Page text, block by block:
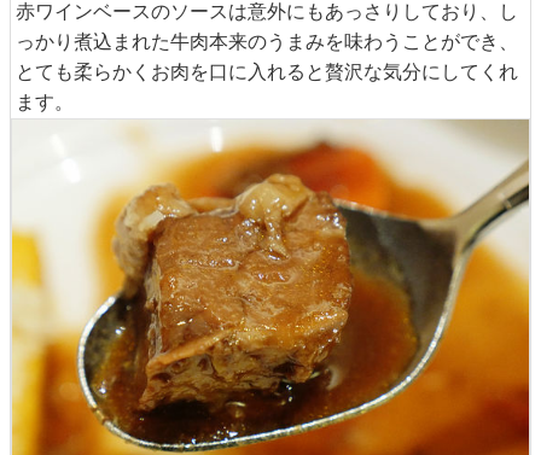
赤ワインベースのソースは意外にもあっさりしており、し
っかり煮込まれた牛肉本来のうまみを味わうことができ、
とても柔らかくお肉を口に入れると贅沢な気分にしてくれ